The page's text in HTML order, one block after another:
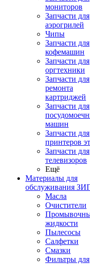
мониторов
Запчасти для
аэрогрилей
Чипы
Запчасти для
кофемашин
Запчасти для
оргтехники
Запчасти для
ремонта
картриджей
Запчасти для
машин
Запчасти для
принтеров
Запчасти для
телевизоров
Ещё
Материалы для
обслуживания
Масла
Очистители
жидкости
Пылесосы
Салфетки
Смазки
Фильтры для